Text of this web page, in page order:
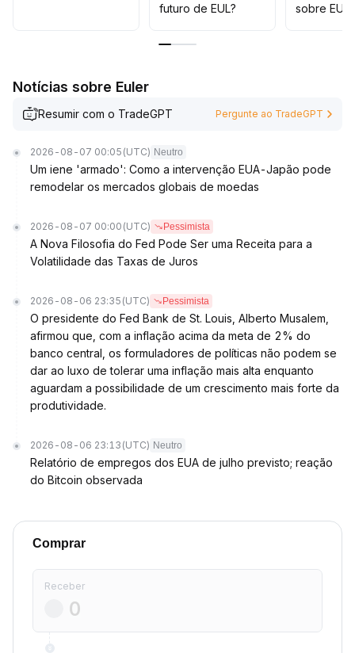
Antes desse rompimento, recomenda-se operar dentro
eventos de risco macroeconômico
futuro de EUL?
sobre EUL?
Notícias sobre Euler
Resumir com o TradeGPT Pergunte ao TradeGPT
2026-08-07 00:05 (UTC) Neutro
Um iene 'armado': Como a intervenção EUA-Japão pode
remodelar os mercados globais de moedas
2026-08-07 00:00 (UTC) Pessimista
A Nova Filosofia do Fed Pode Ser uma Receita para a
Volatilidade das Taxas de Juros
2026-08-06 23:35 (UTC) Pessimista
O presidente do Fed Bank de St. Louis, Alberto Musalem,
afirmou que, com a inflação acima da meta de 2% do
banco central, os formuladores de políticas não podem se
dar ao luxo de tolerar uma inflação mais alta enquanto
aguardam a possibilidade de um crescimento mais forte da
produtividade.
2026-08-06 23:13 (UTC) Neutro
Relatório de empregos dos EUA de julho previsto; reação
do Bitcoin observada
Comprar
Receber